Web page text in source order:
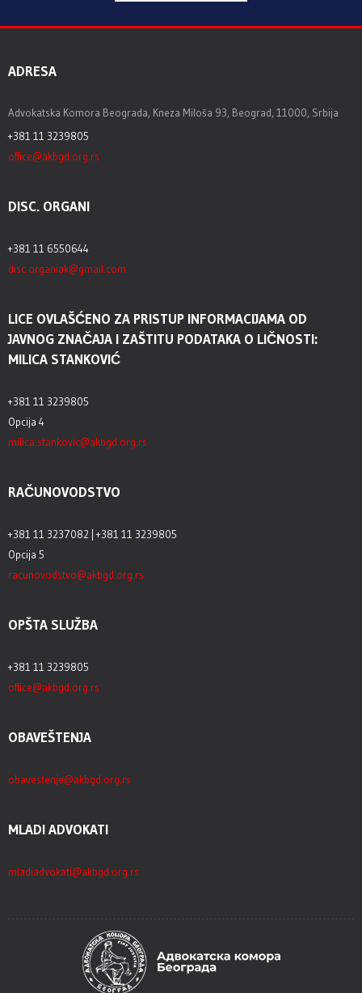
ADRESA
Advokatska Komora Beograda, Kneza Miloša 93, Beograd, 11000, Srbija
+381 11 3239805
office@akbgd.org.rs
DISC. ORGANI
+381 11 6550644
disc.organiak@gmail.com
LICE OVLAŠĆENO ZA PRISTUP INFORMACIJAMA OD
JAVNOG ZNAČAJA I ZAŠTITU PODATAKA O LIČNOSTI:
MILICA STANKOVIĆ
+381 11 3239805
Opcija 4
milica.stankovic@akbgd.org.rs
RAČUNOVODSTVO
+381 11 3237082 | +381 11 3239805
Opcija 5
racunovodstvo@akbgd.org.rs
OPŠTA SLUŽBA
+381 11 3239805
office@akbgd.org.rs
OBAVEŠTENJA
obavestenje@akbgd.org.rs
MLADI ADVOKATI
mladiadvokati@akbgd.org.rs